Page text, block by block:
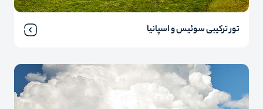
تور ترکیبی سوئیس و اسپانیا